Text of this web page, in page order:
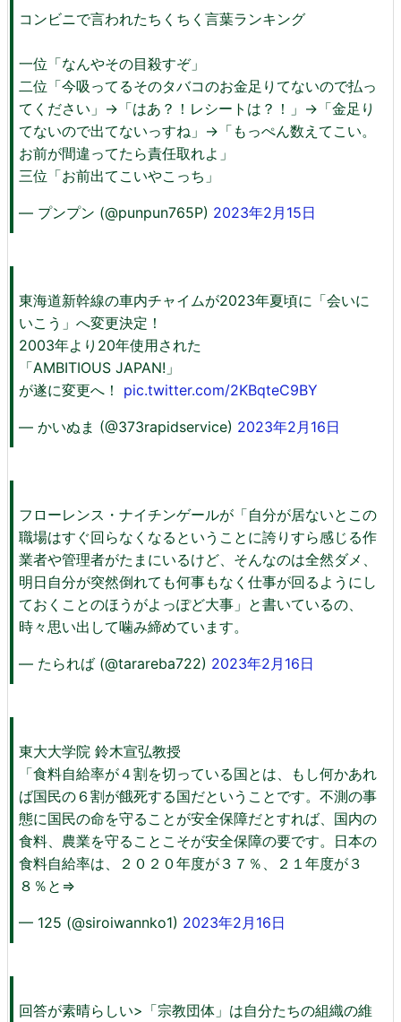
コンビニで言われたちくちく言葉ランキング
一位「なんやその目殺すぞ」
二位「今吸ってるそのタバコのお金足りてないので払っ
てください」→「はあ？！レシートは？！」→「金足り
てないので出てないっすね」→「もっぺん数えてこい。
お前が間違ってたら責任取れよ」
三位「お前出てこいやこっち」
— プンプン (@punpun765P) 2023年2月15日
東海道新幹線の車内チャイムが2023年夏頃に「会いに
いこう」へ変更決定！
2003年より20年使用された
「AMBITIOUS JAPAN!」
が遂に変更へ！ pic.twitter.com/2KBqteC9BY
— かいぬま (@373rapidservice) 2023年2月16日
フローレンス・ナイチンゲールが「自分が居ないとこの
職場はすぐ回らなくなるということに誇りすら感じる作
業者や管理者がたまにいるけど、そんなのは全然ダメ、
明日自分が突然倒れても何事もなく仕事が回るようにし
ておくことのほうがよっぽど大事」と書いているの、
時々思い出して噛み締めています。
— たられば (@tarareba722) 2023年2月16日
東大大学院 鈴木宣弘教授
「食料自給率が４割を切っている国とは、もし何かあれ
ば国民の６割が餓死する国だということです。不測の事
態に国民の命を守ることが安全保障だとすれば、国内の
食料、農業を守ることこそが安全保障の要です。日本の
食料自給率は、２０２０年度が３７％、２１年度が３
８％と⇒
— 125 (@siroiwannko1) 2023年2月16日
回答が素晴らしい>「宗教団体」は自分たちの組織の維